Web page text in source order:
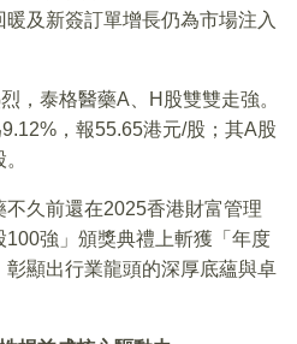
及新簽訂單增長仍為市場注入
，泰格醫藥A、H股雙雙走強。
，報55.65港元/股；其A股
久前還在2025香港財富管理
強」頒獎典禮上斬獲「年度
顯出行業龍頭的深厚底蘊與卓